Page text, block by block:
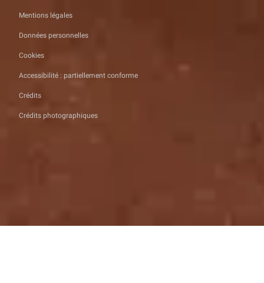
Mentions légales
Données personnelles
Cookies
Accessibilité : partiellement conforme
Crédits
Crédits photographiques